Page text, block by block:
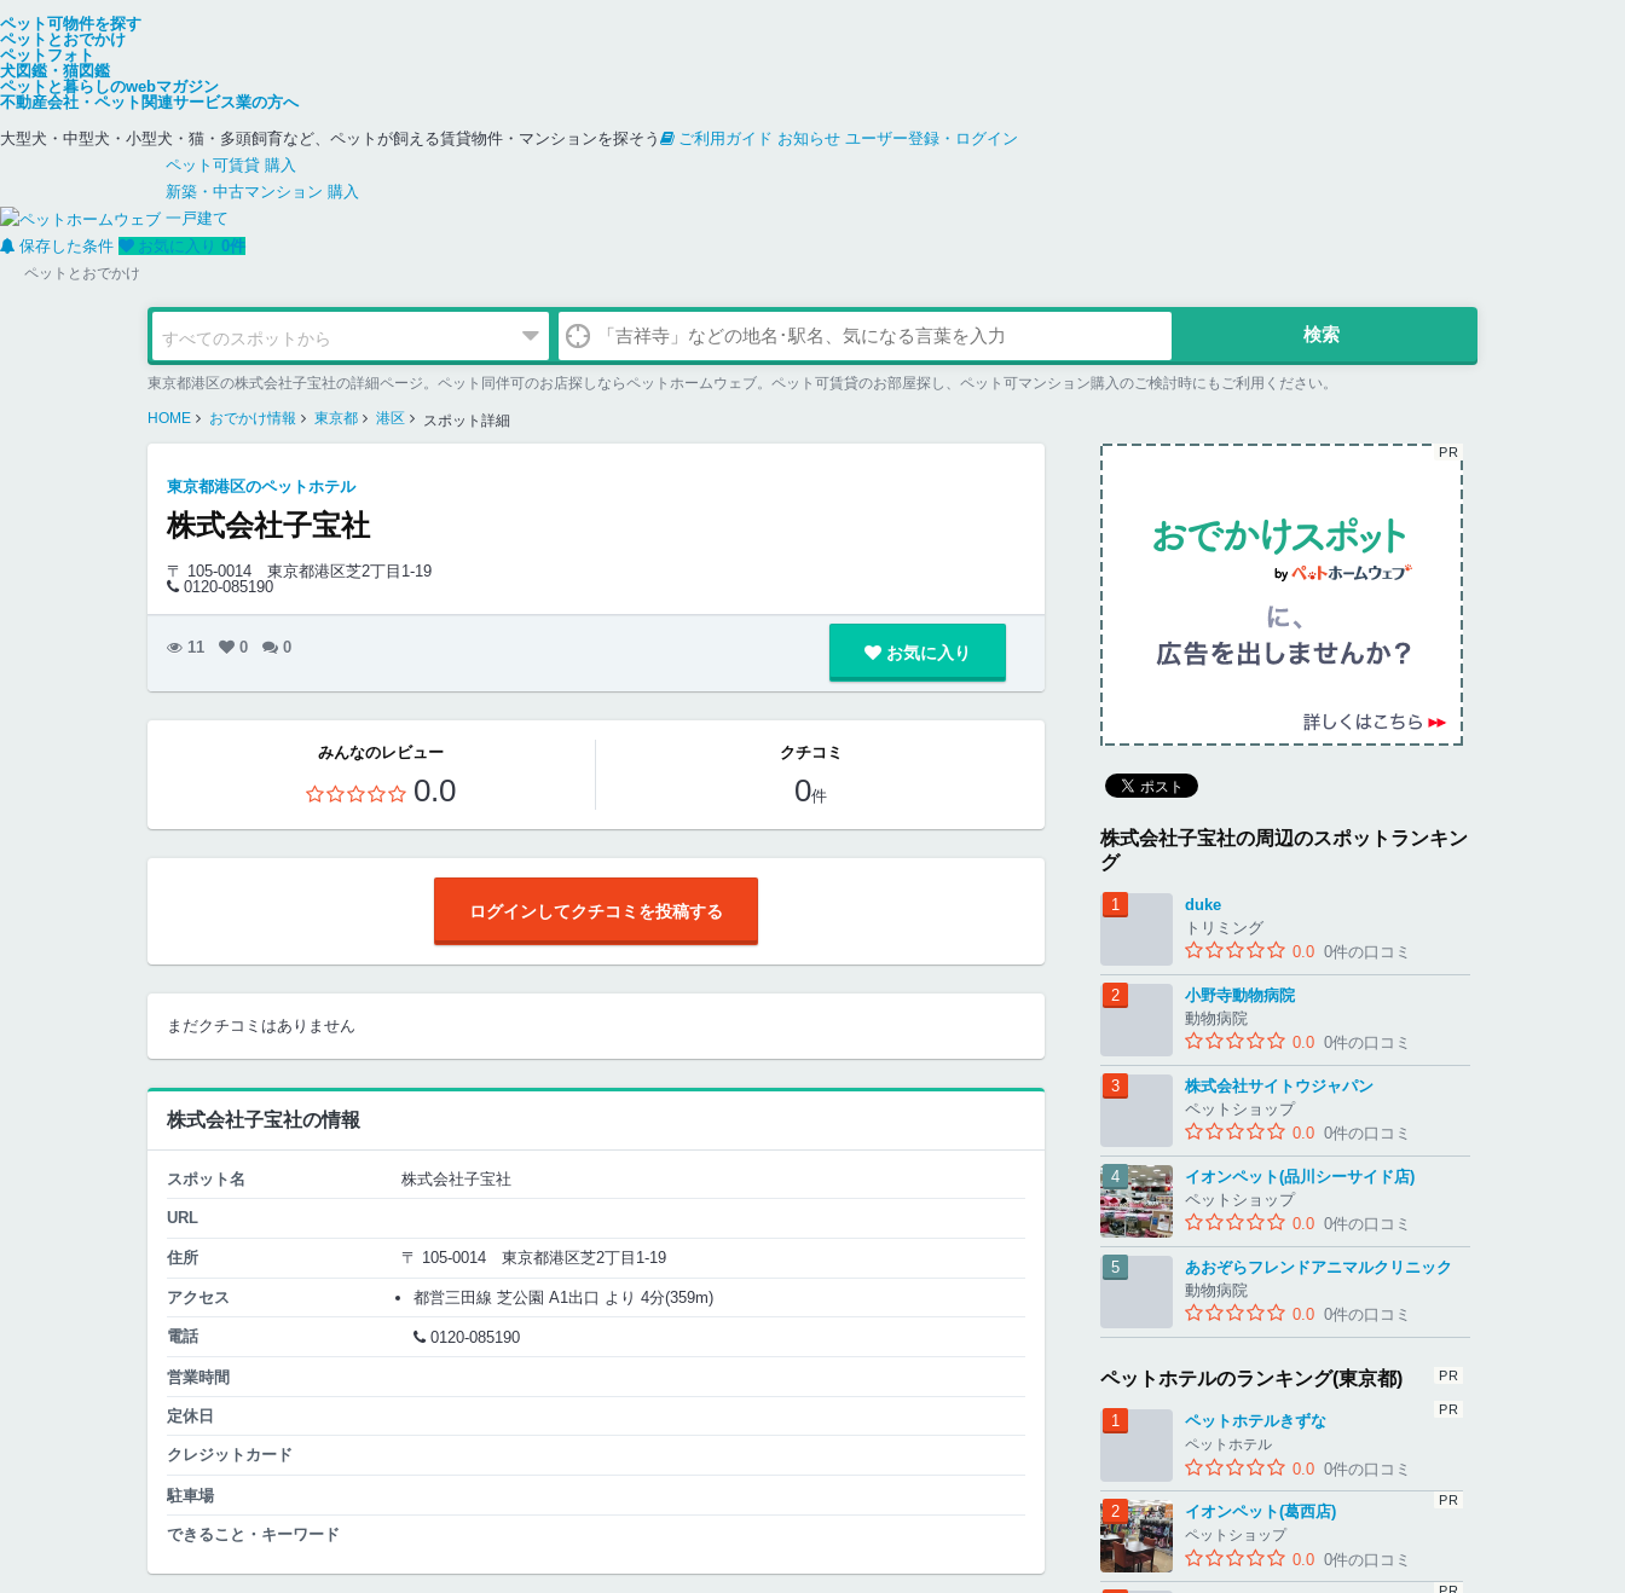
ペット可物件を探す
ペットとおでかけ
ペットフォト
犬図鑑・猫図鑑
ペットと暮らしのwebマガジン
不動産会社・ペット関連サービス業の方へ
大型犬・中型犬・小型犬・猫・多頭飼育など、ペットが飼える賃貸物件・マンションを探そう
ご利用ガイド お知らせ ユーザー登録・ログイン
ペット可賃貸 購入
新築・中古マンション 購入
一戸建て
保存した条件
お気に入り 0件
ペットとおでかけ
東京都港区の株式会社子宝社の詳細ページ。ペット同伴可のお店探しならペットホームウェブ。ペット可賃貸のお部屋探し、ペット可マンション購入のご検討時にもご利用ください。
HOME おでかけ情報 東京都 港区 スポット詳細
東京都港区のペットホテル
株式会社子宝社
〒 105-0014
東京都港区芝2丁目1-19
0120-085190
11 0 0 お気に入り
みんなのレビュー
0.0
クチコミ
0件
ログインしてクチコミを投稿する
まだクチコミはありません
株式会社子宝社の情報
スポット名 株式会社子宝社
URL
住所 〒 105-0014 東京都港区芝2丁目1-19
アクセス 都営三田線 芝公園 A1出口 より 4分(359m)
電話 0120-085190
営業時間
定休日
クレジットカード
駐車場
できること・キーワード
株式会社子宝社の周辺のスポットランキン
グ
duke
トリミング
0.0 0件の口コミ
小野寺動物病院
動物病院
0.0 0件の口コミ
株式会社サイトウジャパン
ペットショップ
0.0 0件の口コミ
イオンペット(品川シーサイド店)
ペットショップ
0.0 0件の口コミ
あおぞらフレンドアニマルクリニック
動物病院
0.0 0件の口コミ
ペットホテルのランキング(東京都)
ペットホテルきずな
ペットホテル
0.0 0件の口コミ
イオンペット(葛西店)
ペットショップ
0.0 0件の口コミ